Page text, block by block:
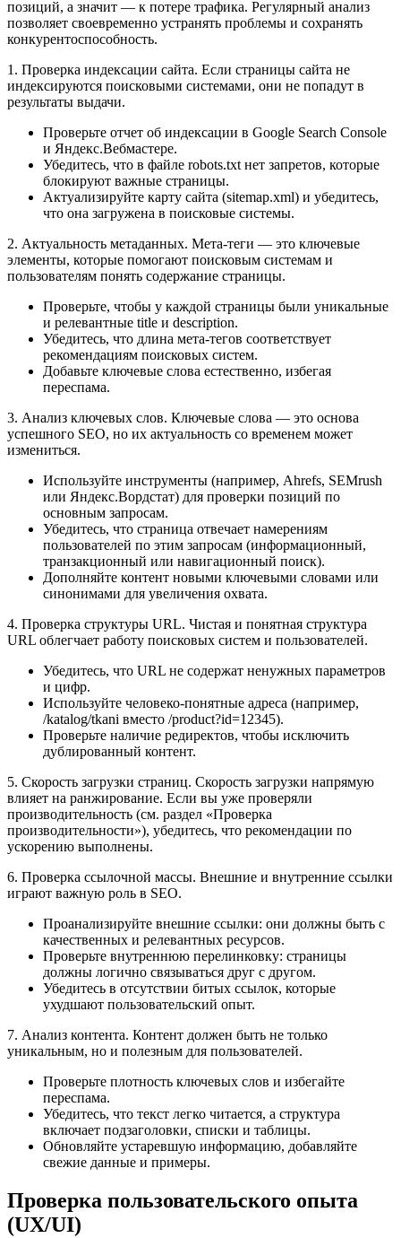
позиций, а значит — к потере трафика. Регулярный анализ
позволяет своевременно устранять проблемы и сохранять
конкурентоспособность.
1. Проверка индексации сайта. Если страницы сайта не
индексируются поисковыми системами, они не попадут в
результаты выдачи.
Проверьте отчет об индексации в Google Search Console
и Яндекс.Вебмастере.
Убедитесь, что в файле robots.txt нет запретов, которые
блокируют важные страницы.
Актуализируйте карту сайта (sitemap.xml) и убедитесь,
что она загружена в поисковые системы.
2. Актуальность метаданных. Мета-теги — это ключевые
элементы, которые помогают поисковым системам и
пользователям понять содержание страницы.
Проверьте, чтобы у каждой страницы были уникальные
и релевантные title и description.
Убедитесь, что длина мета-тегов соответствует
рекомендациям поисковых систем.
Добавьте ключевые слова естественно, избегая
переспама.
3. Анализ ключевых слов. Ключевые слова — это основа
успешного SEO, но их актуальность со временем может
измениться.
Используйте инструменты (например, Ahrefs, SEMrush
или Яндекс.Вордстат) для проверки позиций по
основным запросам.
Убедитесь, что страница отвечает намерениям
пользователей по этим запросам (информационный,
транзакционный или навигационный поиск).
Дополняйте контент новыми ключевыми словами или
синонимами для увеличения охвата.
4. Проверка структуры URL. Чистая и понятная структура
URL облегчает работу поисковых систем и пользователей.
Убедитесь, что URL не содержат ненужных параметров
и цифр.
Используйте человеко-понятные адреса (например,
/katalog/tkani вместо /product?id=12345).
Проверьте наличие редиректов, чтобы исключить
дублированный контент.
5. Скорость загрузки страниц. Скорость загрузки напрямую
влияет на ранжирование. Если вы уже проверяли
производительность (см. раздел «Проверка
производительности»), убедитесь, что рекомендации по
ускорению выполнены.
6. Проверка ссылочной массы. Внешние и внутренние ссылки
играют важную роль в SEO.
Проанализируйте внешние ссылки: они должны быть с
качественных и релевантных ресурсов.
Проверьте внутреннюю перелинковку: страницы
должны логично связываться друг с другом.
Убедитесь в отсутствии битых ссылок, которые
ухудшают пользовательский опыт.
7. Анализ контента. Контент должен быть не только
уникальным, но и полезным для пользователей.
Проверьте плотность ключевых слов и избегайте
переспама.
Убедитесь, что текст легко читается, а структура
включает подзаголовки, списки и таблицы.
Обновляйте устаревшую информацию, добавляйте
свежие данные и примеры.
Проверка пользовательского опыта
(UX/UI)